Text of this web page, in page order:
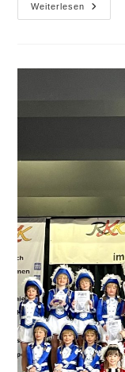
Weiterlesen
Wedow-
Pokal